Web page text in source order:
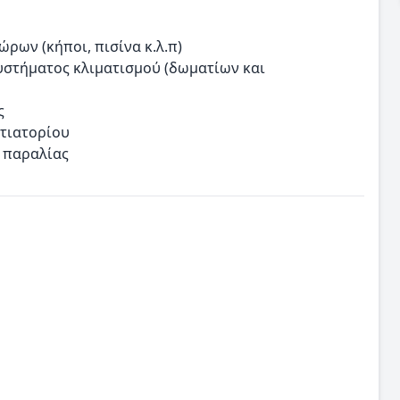
(κήποι, πισίνα κ.λ.π)
κλιματισμού (δωματίων και
παραλίας